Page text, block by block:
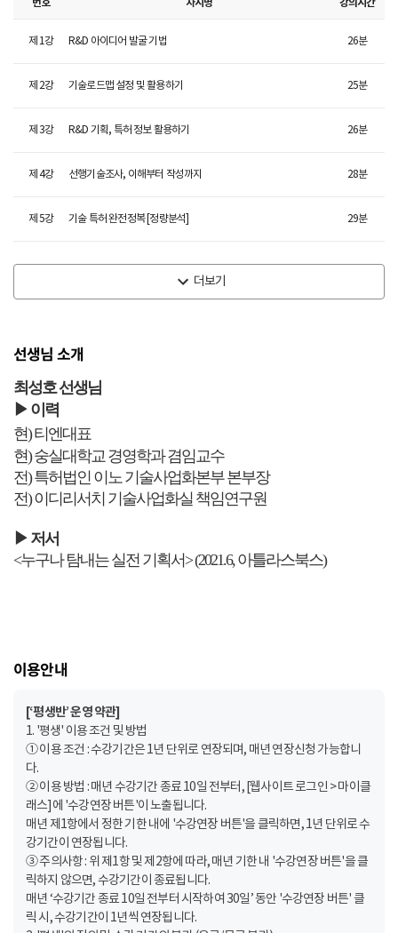
제 1강 R&D 아이디어 발굴 기법 26분
제 2강 기술로드맵 설정 및 활용하기 25분
제3강 R&D 기획, 특허 정보 활용하기 26분
제4강 선행기술조사, 이해부터 작성까지 28분
제5강 기술 특허 완전정복 [정량분석] 29분
더보기
선생님 소개
최성호 선생님
▶ 이력
현) 티엔대표
현) 숭실대학교 경영학과 겸임교수
전) 특허법인 이노 기술사업화본부 본부장
전) 이디리서치 기술사업화실 책임연구원
▶ 저서
<누구나 탐내는 실전 기획서> (2021.6, 아틀라스북스)
이용안내
[‘평생반’ 운영 약관]
1. '평생' 이용 조건 및 방법
① 이용 조건 : 수강기간은 1년 단위로 연장되며, 매년 연장신청 가능합니
다.
② 이용 방법 : 매년 수강기간 종료 10일 전부터, [웹사이트 로그인 > 마이클
래스]에 '수강연장 버튼'이 노출됩니다.
매년 제1항에서 정한 기한 내에 '수강연장 버튼'을 클릭하면, 1년 단위로 수
강기간이 연장됩니다.
③ 주의사항 : 위 제1항 및 제2항에 따라, 매년 기한 내 '수강연장 버튼'을 클
릭하지 않으면, 수강기간이 종료됩니다.
매년 ‘수강기간 종료 10일 전부터 시작하여 30일’ 동안 '수강연장 버튼' 클
릭 시, 수강기간이 1년씩 연장됩니다.